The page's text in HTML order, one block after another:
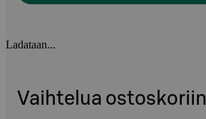
Ladataan...
Vaihtelua ostoskoriin